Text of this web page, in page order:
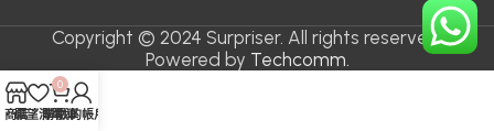
Copyright © 2024 Surpriser. All rights reserved.
Powered by Techcomm.
商店
願望清單
0
購物車我的帳戶